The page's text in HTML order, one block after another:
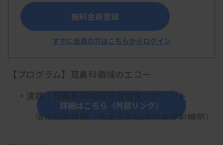
大分県臨床検査技師会
概 要
【プログラム】耳鼻科領域のエコー
・演題：耳鼻科領域超音波検査のポイント
清水紀恵技師（熊本大学病院中央放射線部）
詳細はこちら（外部リンク）
無料会員登録
すでに会員の方はこちらからログイン